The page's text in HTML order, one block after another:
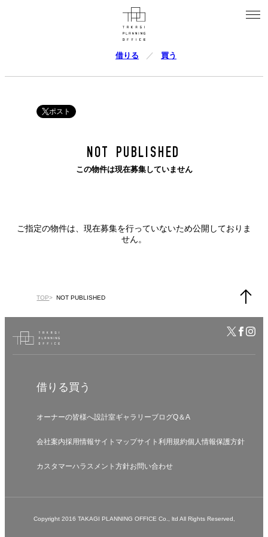
借りる 買う
ポスト
NOT PUBLISHED
この物件は現在募集していません
ご指定の物件は、現在募集を行っていないため公開しておりま
せん。
TOP NOT PUBLISHED
借りる 買う
オーナーの皆様へ設計室ギャラリーブログQ＆A
会社案内採用情報サイトマップサイト利用規約個人情報保護方針
カスタマーハラスメント方針お問い合わせ
Copyright 2016 TAKAGI PLANNING OFFICE Co., ltd All Rights Reserved,